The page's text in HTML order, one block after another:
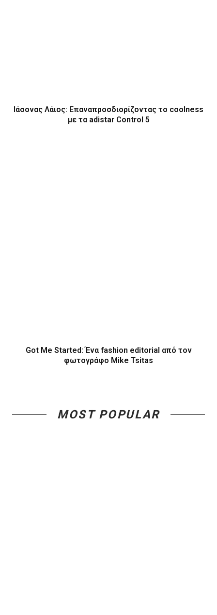
Ιάσονας Λάιος: Επαναπροσδιορίζοντας το coolness
με τα adistar Control 5
Got Me Started: Ένα fashion editorial από τον
φωτογράφο Mike Tsitas
MOST POPULAR